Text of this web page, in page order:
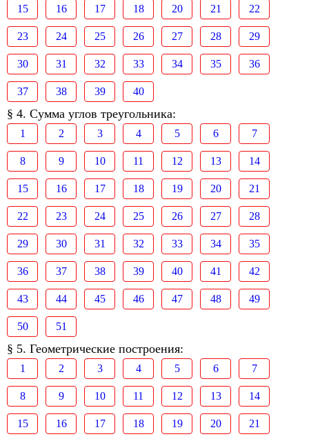
15 16 17 18 20 21 22
23 24 25 26 27 28 29
30 31 32 33 34 35 36
37 38 39 40
§ 4. Сумма углов треугольника:
1 2 3 4 5 6 7
8 9 10 11 12 13 14
15 16 17 18 19 20 21
22 23 24 25 26 27 28
29 30 31 32 33 34 35
36 37 38 39 40 41 42
43 44 45 46 47 48 49
50 51
§ 5. Геометрические построения:
1 2 3 4 5 6 7
8 9 10 11 12 13 14
15 16 17 18 19 20 21